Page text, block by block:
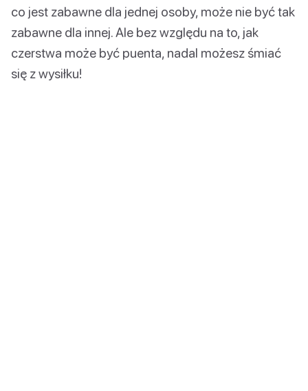
co jest zabawne dla jednej osoby, może nie być tak
zabawne dla innej. Ale bez względu na to, jak
czerstwa może być puenta, nadal możesz śmiać
się z wysiłku!